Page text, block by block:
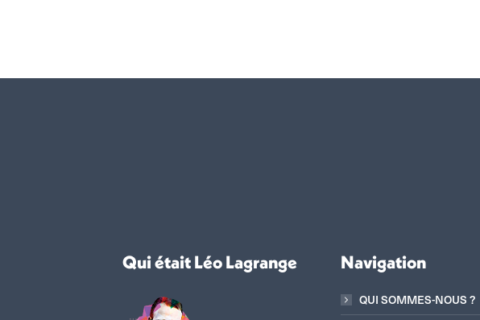
Qui était Léo Lagrange Navigation
QUI SOMMES-NOUS ?